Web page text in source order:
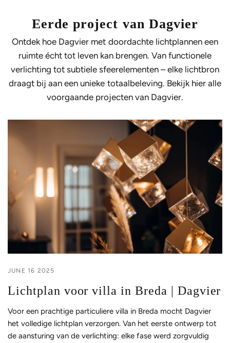
Eerde project van Dagvier
Ontdek hoe Dagvier met doordachte lichtplannen een
ruimte écht tot leven kan brengen. Van functionele
verlichting tot subtiele sfeerelementen – elke lichtbron
draagt bij aan een unieke totaalbeleving. Bekijk hier alle
voorgaande projecten van Dagvier.
JUNE 16 2025
Lichtplan voor villa in Breda | Dagvier
Voor een prachtige particuliere villa in Breda mocht Dagvier
het volledige lichtplan verzorgen. Van het eerste ontwerp tot
de aansturing van de verlichting: elke fase werd zorgvuldig